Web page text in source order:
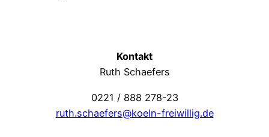
Kontakt
Ruth Schaefers
0221 / 888 278-23
ruth.schaefers@koeln-freiwillig.de